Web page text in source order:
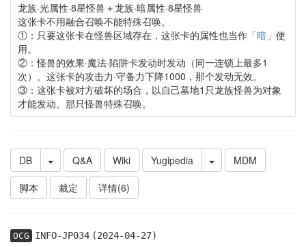
龙族·光属性·8星怪兽＋龙族·暗属性·8星怪兽
这张卡不用融合召唤不能特殊召唤。
①：只要这张卡在怪兽区域存在，这张卡的属性也当作「暗」使
用。
②：怪兽的效果·魔法·陷阱卡发动时发动（同一连锁上最多1
次）。这张卡的攻击力·守备力下降1000，那个发动无效。
③：这张卡被对方破坏的场合，以自己墓地1只龙族怪兽为对象
才能发动。那只怪兽特殊召唤。
DB Q&A Wiki Yugipedia
MDM
脚本
裁定 详情(6)
OCG INFO-JP034(2024-04-27)